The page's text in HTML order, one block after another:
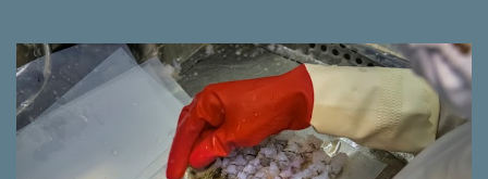
Lô C2-5, Đường VL3, Khu Công Nghiệp Vĩnh Lộc 2, Ấp Voi Lá, Xã
Long Hiệp, Huyện Bến Lức, Tỉnh Long An